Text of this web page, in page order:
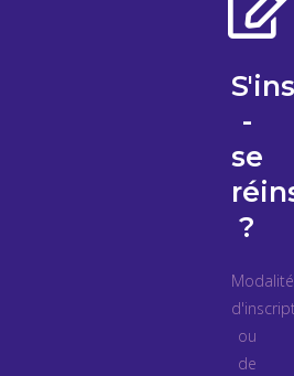
-
se
?
ou
de